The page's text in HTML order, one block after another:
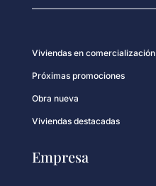
Viviendas en comercialización
Próximas promociones
Obra nueva
Viviendas destacadas
Empresa